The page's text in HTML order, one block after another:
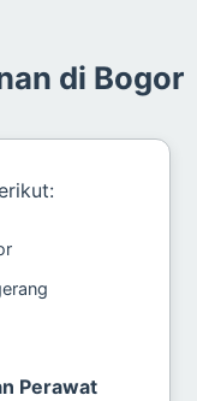
di Bogor
Perawat